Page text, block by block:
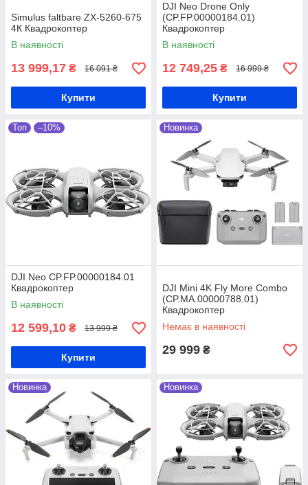
Simulus faltbare ZX-5260-675
4К Квадрокоптер
В наявності
13 999,17 ₴ 16 091 ₴
Купити
DJI Neo Drone Only
(CP.FP.00000184.01)
Квадрокоптер
В наявності
12 749,25 ₴ 16 999 ₴
Купити
Топ –10%
DJI Neo CP.FP.00000184.01
Квадрокоптер
В наявності
12 599,10 ₴ 13 999 ₴
Купити
Новинка
DJI Mini 4K Fly More Combo
(CP.MA.00000788.01)
Квадрокоптер
Немає в наявності
29 999 ₴
Новинка Новинка